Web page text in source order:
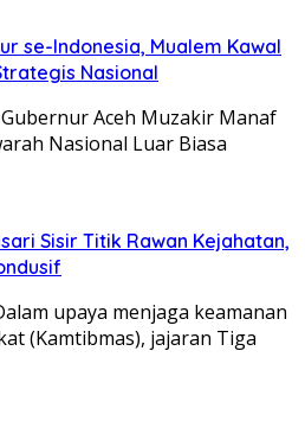
se-Indonesia, Mualem Kawal
Nasional
Aceh Muzakir Manaf
Nasional Luar Biasa
Sisir Titik Rawan Kejahatan,
upaya menjaga keamanan
(Kamtibmas), jajaran Tiga